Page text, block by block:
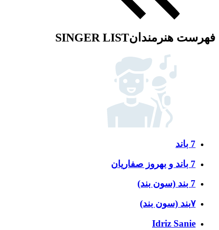
فهرست هنرمندانSINGER LIST
7 باند
7 باند و بهروز صفاریان
7 بند (سون بند)
۷بند (سون بند)
Idriz Sanie